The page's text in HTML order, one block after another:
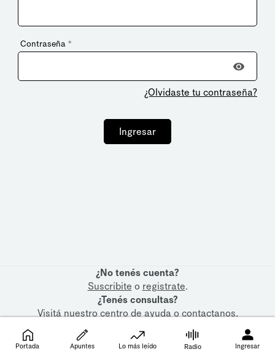
Contraseña *
¿Olvidaste tu contraseña?
Ingresar
¿No tenés cuenta?
Suscribite o registrate.
¿Tenés consultas?
Visitá nuestrocentro de ayudaocontactanos.
Portada Apuntes Lo más leído Radio Ingresar